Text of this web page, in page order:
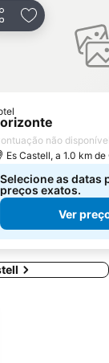
Adicionar
não
Es Castell, a 1.0 km
Selecione as datas
preços exatos.
Ver